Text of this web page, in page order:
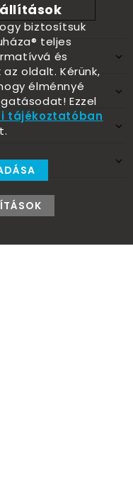
biztosítsuk
teljes
és
oldalt. Kérünk,
élménnyé
Ezzel
tájékoztatóban